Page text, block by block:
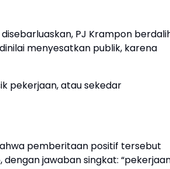
PJ Krampon
menyesatkan publik, karena
pekerjaan, atau sekedar
pemberitaan positif tersebut
jawaban singkat: